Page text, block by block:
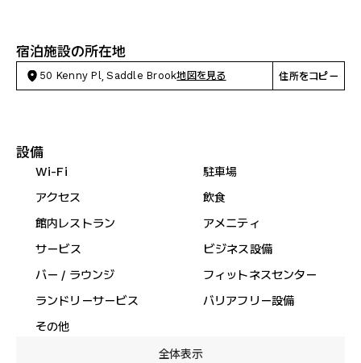
宿泊施設の所在地
50 Kenny Pl, Saddle Brook地図を見る 住所をコピー
設備
Wi-Fi
駐車場
アクセス
飲食
館内レストラン
アメニティ
サービス
ビジネス設備
バー / ラウンジ
フィットネスセンター
ランドリーサービス
バリアフリー設備
その他
全体表示